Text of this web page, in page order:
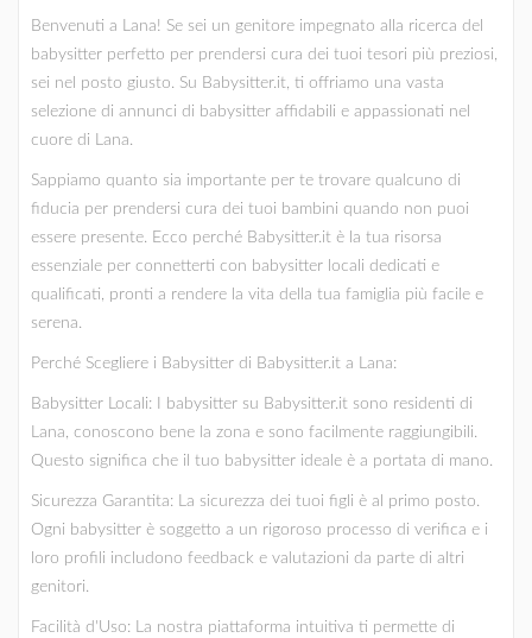
Benvenuti a Lana! Se sei un genitore impegnato alla ricerca del
babysitter perfetto per prendersi cura dei tuoi tesori più preziosi,
sei nel posto giusto. Su Babysitter.it, ti offriamo una vasta
selezione di annunci di babysitter affidabili e appassionati nel
cuore di Lana.
Sappiamo quanto sia importante per te trovare qualcuno di
fiducia per prendersi cura dei tuoi bambini quando non puoi
essere presente. Ecco perché Babysitter.it è la tua risorsa
essenziale per connetterti con babysitter locali dedicati e
qualificati, pronti a rendere la vita della tua famiglia più facile e
serena.
Perché Scegliere i Babysitter di Babysitter.it a Lana:
Babysitter Locali: I babysitter su Babysitter.it sono residenti di
Lana, conoscono bene la zona e sono facilmente raggiungibili.
Questo significa che il tuo babysitter ideale è a portata di mano.
Sicurezza Garantita: La sicurezza dei tuoi figli è al primo posto.
Ogni babysitter è soggetto a un rigoroso processo di verifica e i
loro profili includono feedback e valutazioni da parte di altri
genitori.
Facilità d'Uso: La nostra piattaforma intuitiva ti permette di